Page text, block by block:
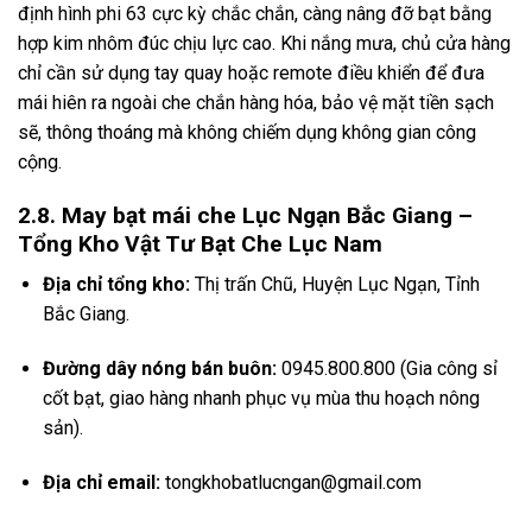
định hình phi 63 cực kỳ chắc chắn, càng nâng đỡ bạt bằng
hợp kim nhôm đúc chịu lực cao. Khi nắng mưa, chủ cửa hàng
chỉ cần sử dụng tay quay hoặc remote điều khiển để đưa
mái hiên ra ngoài che chắn hàng hóa, bảo vệ mặt tiền sạch
sẽ, thông thoáng mà không chiếm dụng không gian công
cộng.
2.8. May bạt mái che Lục Ngạn Bắc Giang –
Tổng Kho Vật Tư Bạt Che Lục Nam
Địa chỉ tổng kho:Thị trấn Chũ, Huyện Lục Ngạn, Tỉnh
Bắc Giang.
Đường dây nóng bán buôn:0945.800.800 (Gia công sỉ
cốt bạt, giao hàng nhanh phục vụ mùa thu hoạch nông
sản).
Địa chỉ email:tongkhobatlucngan@gmail.com